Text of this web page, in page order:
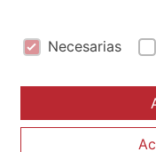
Aviso Legal
Necesarias